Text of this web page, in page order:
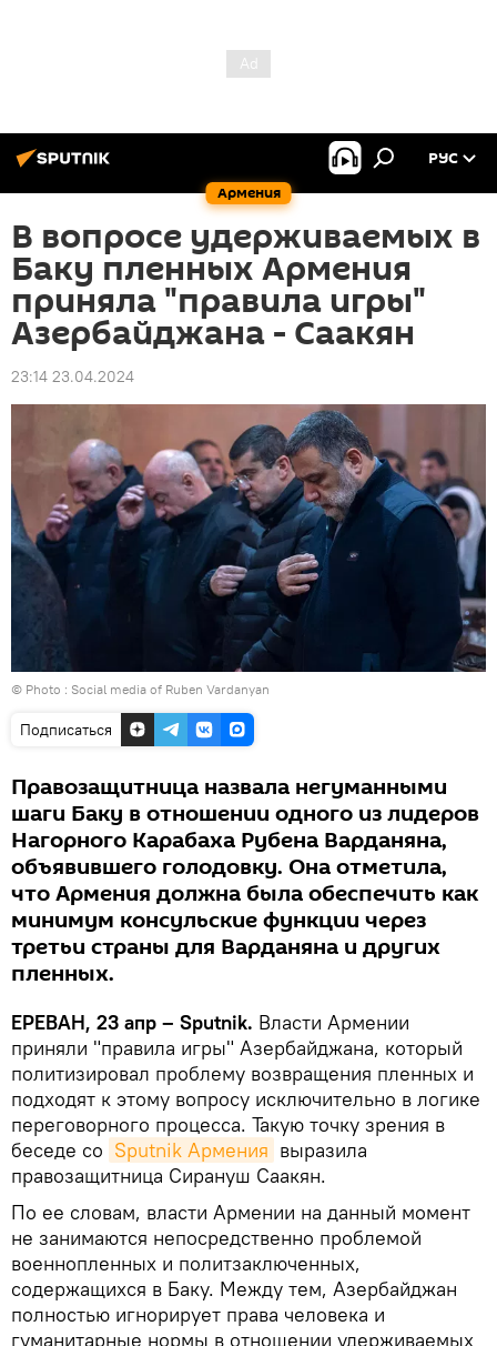
Армения
РУС
В вопросе удерживаемых в
Баку пленных Армения
приняла "правила игры"
Азербайджана - Саакян
23:14 23.04.2024
© Photo : Social media of Ruben Vardanyan
Подписаться
Правозащитница назвала негуманными
шаги Баку в отношении одного из лидеров
Нагорного Карабаха Рубена Варданяна,
объявившего голодовку. Она отметила,
что Армения должна была обеспечить как
минимум консульские функции через
третьи страны для Варданяна и других
пленных.
ЕРЕВАН, 23 апр – Sputnik. Власти Армении
приняли "правила игры" Азербайджана, который
политизировал проблему возвращения пленных и
подходят к этому вопросу исключительно в логике
переговорного процесса. Такую точку зрения в
беседе со Sputnik Армения выразила
правозащитница Сирануш Саакян.
По ее словам, власти Армении на данный момент
не занимаются непосредственно проблемой
военнопленных и политзаключенных,
содержащихся в Баку. Между тем, Азербайджан
полностью игнорирует права человека и
гуманитарные нормы в отношении удерживаемых